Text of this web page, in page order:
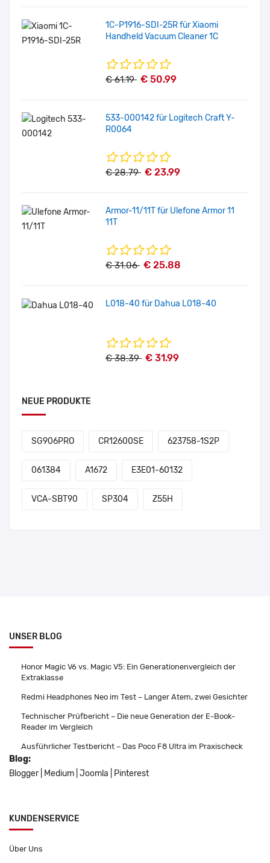
1C-P1916-SDI-25R für Xiaomi
Handheld Vacuum Cleaner 1C
€ 61.19 € 50.99
533-000142 für Logitech Craft Y-
R0064
€ 28.79 € 23.99
Armor-11/11T für Ulefone Armor 11
11T
€ 31.06 € 25.88
L018-40 für Dahua L018-40
€ 38.39 € 31.99
NEUE PRODUKTE
SG906PRO CR12600SE 623758-1S2P
061384 A1672 E3E01-60132
VCA-SBT90 SP304 Z55H
UNSER BLOG
Honor Magic V6 vs. Magic V5: Ein Generationenvergleich der
Extraklasse
Redmi Headphones Neo im Test – Langer Atem, zwei Gesichter
Technischer Prüfbericht – Die neue Generation der E-Book-
Reader im Vergleich
Ausführlicher Testbericht – Das Poco F8 Ultra im Praxischeck
Blog:
Blogger
Medium Joomla Pinterest
KUNDENSERVICE
Über Uns